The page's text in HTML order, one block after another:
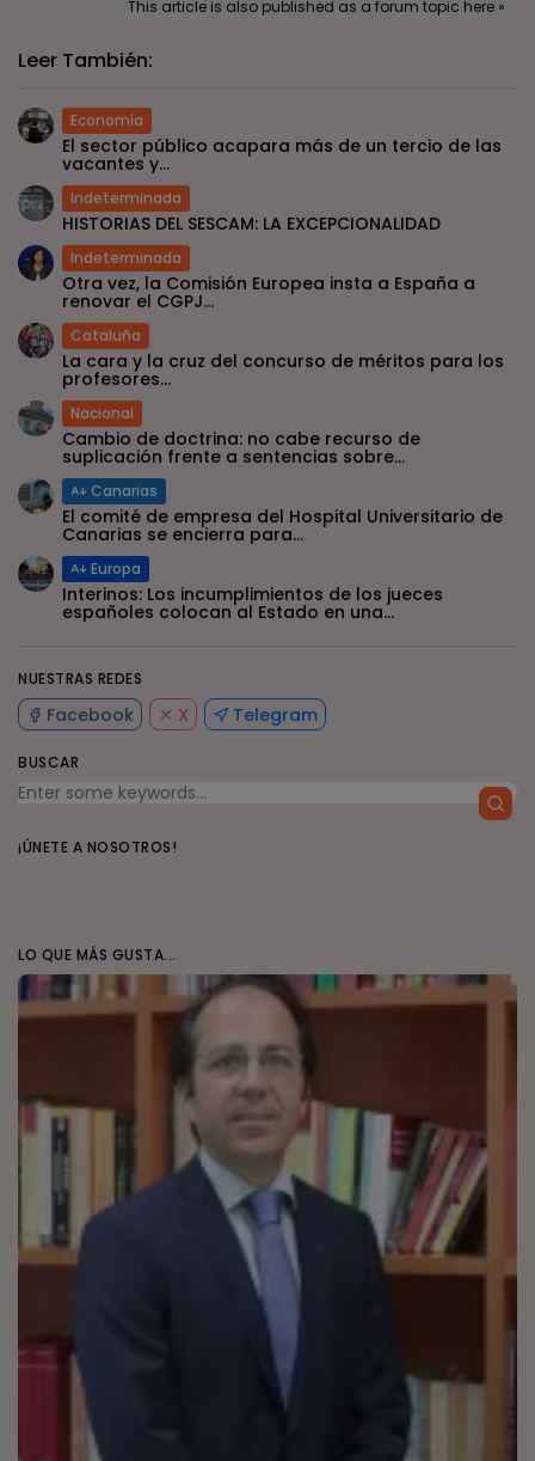
NUESTRAS REDES
Facebook X Telegram
BUSCAR
¡ÚNETE A NOSOTROS!
LO QUE MÁS GUSTA...
This article is also published as a forum topic here »
Leer También:
Economía
El sector público acapara más de un tercio de las
vacantes y...
Indeterminada
HISTORIAS DEL SESCAM: LA EXCEPCIONALIDAD
Indeterminada
Otra vez, la Comisión Europea insta a España a
renovar el CGPJ...
Cataluña
La cara y la cruz del concurso de méritos para los
profesores...
Nacional
Cambio de doctrina: no cabe recurso de
suplicación frente a sentencias sobre...
Canarias
El comité de empresa del Hospital Universitario de
Canarias se encierra para...
Europa
Interinos: Los incumplimientos de los jueces
españoles colocan al Estado en una...